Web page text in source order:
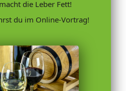
die Leber Fett!
du im Online-Vortrag!